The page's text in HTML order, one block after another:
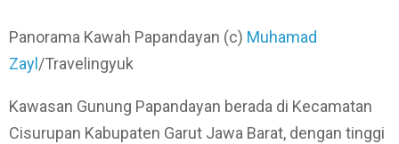
Panorama Kawah Papandayan (c) Muhamad
Zayl /Travelingyuk
Kawasan Gunung Papandayan berada di Kecamatan
Cisurupan Kabupaten Garut Jawa Barat, dengan tinggi